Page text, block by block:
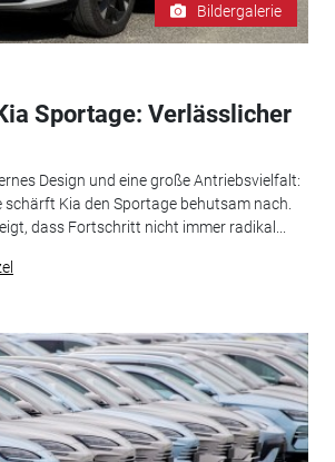
Bildergalerie
Sportage: Verlässlicher
Design und eine große Antriebsvielfalt:
schärft Kia den Sportage behutsam nach.
dass Fortschritt nicht immer radikal...